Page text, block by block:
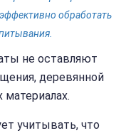
обработать
не оставляют
деревянной
материалах.
учитывать, что